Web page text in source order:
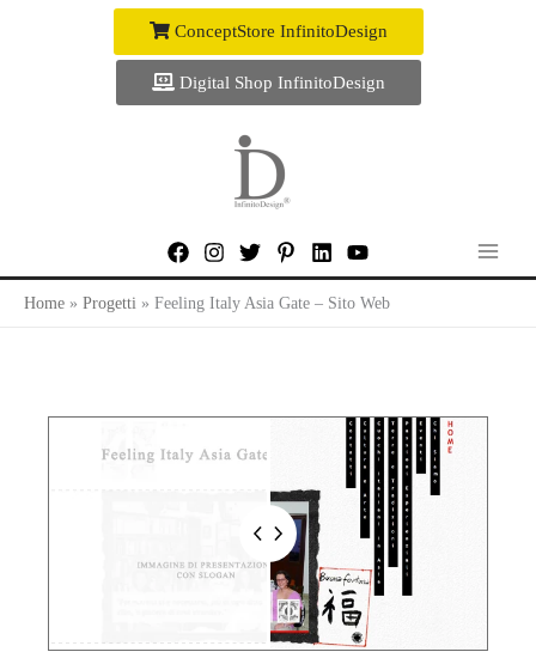
ConceptStore InfinitoDesign
Digital Shop InfinitoDesign
Home Progetti Feeling Italy Asia Gate – Sito Web